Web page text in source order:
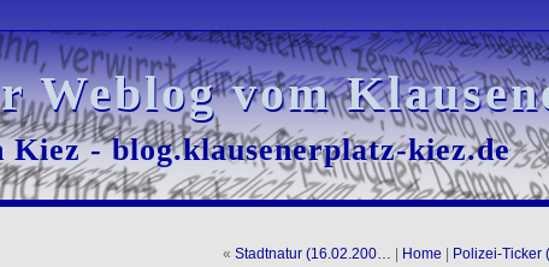
Weblog vom
Weblog vom
Kiez - blog.klausenerplatz-kiez.de
Kiez - blog.klausenerplatz-kiez.de
« Stadtnatur (16.02.200… Home Polizei-